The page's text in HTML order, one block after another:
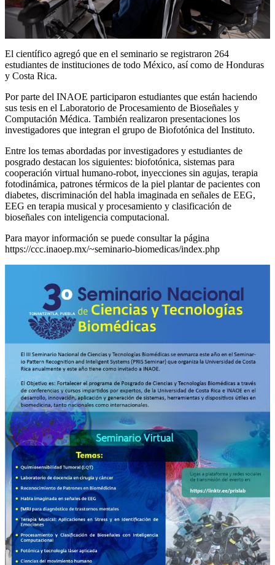
El científico agregó que en el seminario se registraron 264
estudiantes de instituciones de todo México, así como de Honduras
y Costa Rica.
Por parte del INAOE participaron estudiantes que están haciendo
sus tesis en el Laboratorio de Procesamiento de Bioseñales y
Computación Médica. También realizaron presentaciones los
investigadores que integran el grupo de Biofotónica del Instituto.
Entre los temas abordadas por investigadores y estudiantes de
posgrado destacan los siguientes: biofotónica, sistemas para
cooperación virtual humano-robot, inyecciones sin agujas, terapia
fotodinámica, patrones térmicos de la piel plantar de pacientes con
diabetes, discriminación del habla imaginada en señales de EEG,
EEG en terapia musical y procesamiento y clasificación de
bioseñales con inteligencia computacional.
Para mayor información se puede consultar la página
https://ccc.inaoep.mx/~seminario-biomedicas/index.php